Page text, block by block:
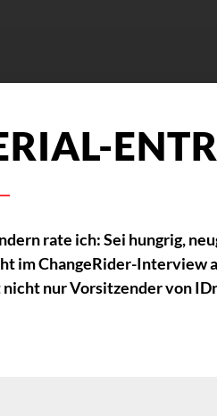
rate ich: Sei hungrig,
im ChangeRider-Interview
nicht nur Vorsitzender von